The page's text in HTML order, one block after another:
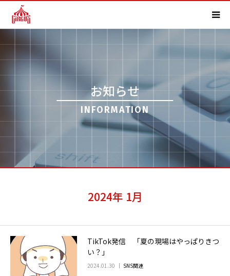
お知らせ
INFORMATION
2024年 1月
TikTok発信 「夏の現場はやっぱりきつ
い？」
2024.01.30 SNS関連
HOME
事業内容
実績紹介
求人情報
お問い合わせ